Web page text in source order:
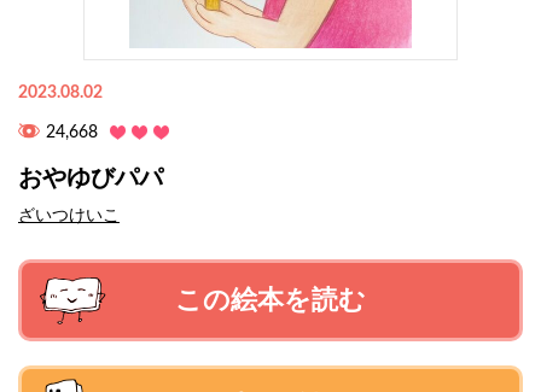
2023.08.02
24,668
おやゆびパパ
ざいつけいこ
この絵本を読む